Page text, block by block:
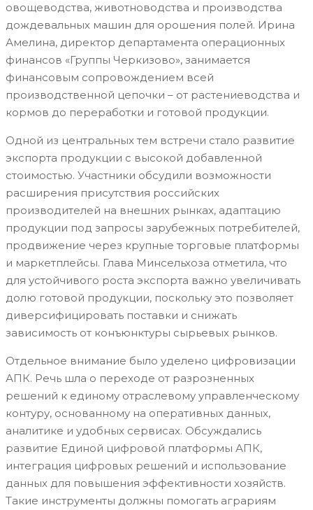
овощеводства, животноводства и производства
дождевальных машин для орошения полей. Ирина
Амелина, директор департамента операционных
финансов «Группы Черкизово», занимается
финансовым сопровождением всей
производственной цепочки – от растениеводства и
кормов до переработки и готовой продукции.
Одной из центральных тем встречи стало развитие
экспорта продукции с высокой добавленной
стоимостью. Участники обсудили возможности
расширения присутствия российских
производителей на внешних рынках, адаптацию
продукции под запросы зарубежных потребителей,
продвижение через крупные торговые платформы
и маркетплейсы. Глава Минсельхоза отметила, что
для устойчивого роста экспорта важно увеличивать
долю готовой продукции, поскольку это позволяет
диверсифицировать поставки и снижать
зависимость от конъюнктуры сырьевых рынков.
Отдельное внимание было уделено цифровизации
АПК. Речь шла о переходе от разрозненных
решений к единому отраслевому управленческому
контуру, основанному на оперативных данных,
аналитике и удобных сервисах. Обсуждались
развитие Единой цифровой платформы АПК,
интеграция цифровых решений и использование
данных для повышения эффективности хозяйств.
Такие инструменты должны помогать аграриям